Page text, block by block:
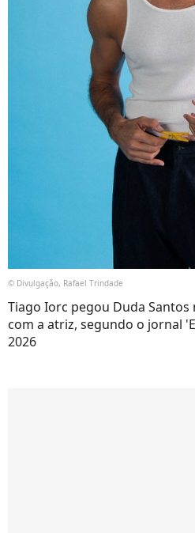
© Divulgação, Rafael Trindade
Tiago Iorc pegou Duda
com a atriz, segundo o jornal
2026